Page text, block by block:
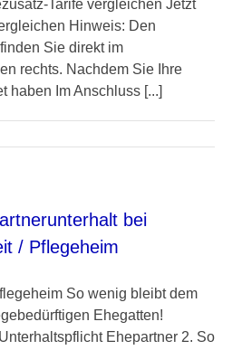
Tarife vergleichen Jetzt
Hinweis: Den
Sie direkt im
rechts. Nachdem Sie Ihre
haben Im Anschluss [...]
bei
/ Pflegeheim
So wenig bleibt dem
Ehegatten!
Ehepartner 2. So